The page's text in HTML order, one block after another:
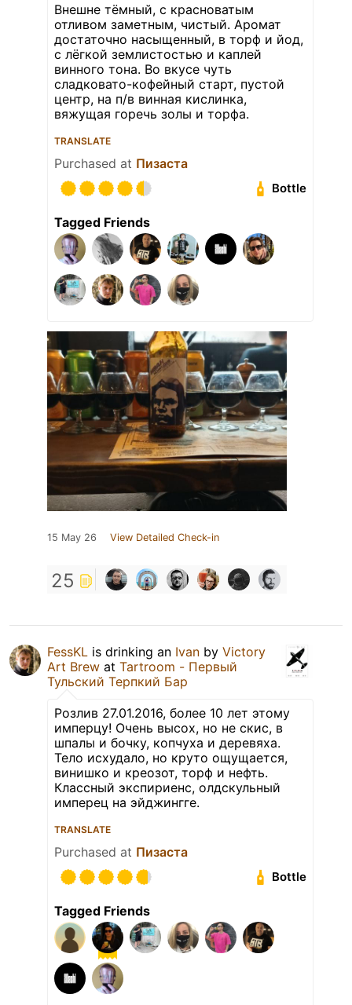
Внешне тёмный, с красноватым
отливом заметным, чистый. Аромат
достаточно насыщенный, в торф и йод,
с лёгкой землистостью и каплей
винного тона. Во вкусе чуть
сладковато-кофейный старт, пустой
центр, на п/в винная кислинка,
вяжущая горечь золы и торфа.
TRANSLATE
Purchased at Пизаста
Bottle
Tagged Friends
15 May 26 View Detailed Check-in
25
FessKL is drinking an Ivan by Victory
Art Brew at Tartroom - Первый
Тульский Терпкий Бар
Розлив 27.01.2016, более 10 лет этому
имперцу! Очень высох, но не скис, в
шпалы и бочку, копчуха и деревяха.
Тело исхудало, но круто ощущается,
винишко и креозот, торф и нефть.
Классный экспириенс, олдскульный
имперец на эйджингге.
TRANSLATE
Purchased at Пизаста
Bottle
Tagged Friends